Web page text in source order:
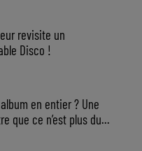
revisite un
Disco !
en entier ? Une
que ce n’est plus du...